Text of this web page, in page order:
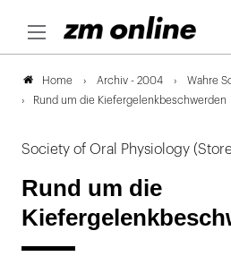
Home Archiv - 2004
Wahre
Rund um die Kiefergelenkbeschwerden
Society of Oral Physiology
Rund um die